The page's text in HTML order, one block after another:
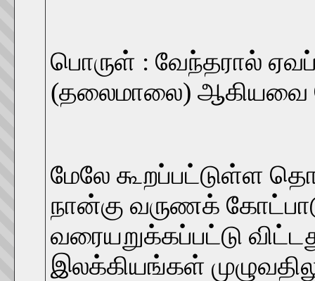
பொருள் : வேந்தரால்
(தலைமாலை) ஆகியவை
மேலே கூறப்பட்டுள்ள
நான்கு வருணக்
வரையறுக்கப்பட்டு
இலக்கியங்கள்